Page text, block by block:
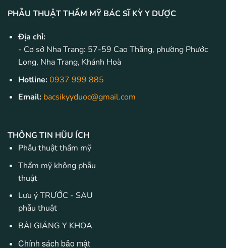
PHẪU THUẬT THẨM MỸ BÁC SĨ KỲ Y DƯỢC
Địa chỉ:
- Cơ sở Nha Trang: 57-59 Cao Thắng, phường Phước
Long, Nha Trang, Khánh Hoà
Hotline:0937 999 885
Email: bacsikyyduoc@gmail.com
THÔNG TIN HŨU ÍCH
Phẫu thuật thẩm mỹ
Thẩm mỹ không phẫu
thuật
Lưu ý TRƯỚC - SAU
phẫu thuật
BÀI GIẢNG Y KHOA
Chính sách bảo mật